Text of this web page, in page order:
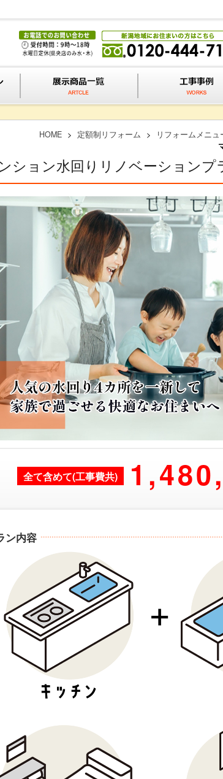
HOME > 定額制リフォーム > リフォームメニュ
ション水回りリノベーションプ
全て含めて(工事費共)
ン内容